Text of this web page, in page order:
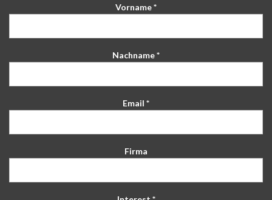
Vorname *
Nachname *
Email *
Firma